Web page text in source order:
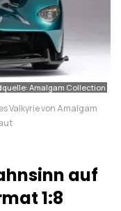
Amalgam Collection
Valkyrie von Amalgam
auf
1:8